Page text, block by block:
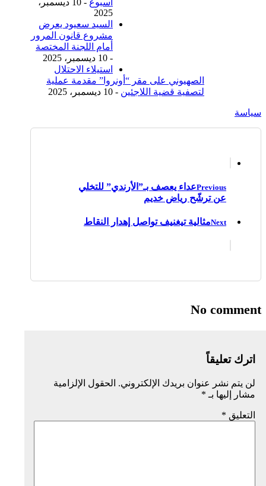
2025
السيد سعيود يعرض
مشروع قانون المرور
أمام اللجنة المختصة
- 10 ديسمبر، 2025
استيلاء الاحتلال
الصهيوني على مقر “أونروا” مقدمة عملية
لتصفية قضية اللاجئين - 10 ديسمبر، 2025
سياسة
Previousعداء يعصف بـ”الأرندي” للتخلي
عن ترشّح رياض خديم
Nextمثالية تيغنيف تواصل إهدار النقاط
No comment
اترك تعليقاً
لن يتم نشر عنوان بريدك الإلكتروني. الحقول الإلزامية
مشار إليها بـ *
التعليق *